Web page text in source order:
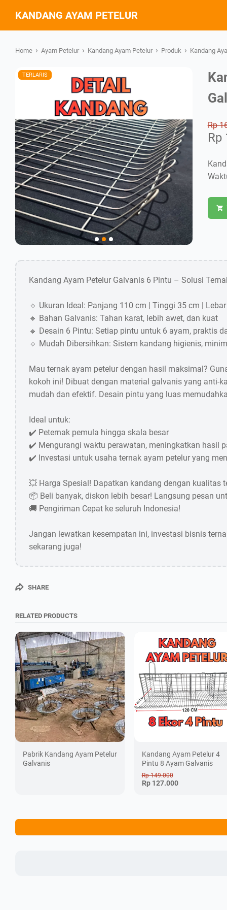
KANDANG AYAM PETELUR
Home › Ayam Petelur › Kandang Ayam Petelur › Produk › Kandang
TERLARIS
Rp
Rp
Kandang Ayam Petelur Galvanis 6 Pintu – Solusi
🔹 Ukuran Ideal: Panjang 110 cm | Tinggi 35 cm |
🔹 Bahan Galvanis: Tahan karat, lebih awet, dan kuat
🔹 Desain 6 Pintu: Setiap pintu untuk 6 ayam, praktis
🔹 Mudah Dibersihkan: Sistem kandang higienis,
Mau ternak ayam petelur dengan hasil maksimal?
kokoh ini! Dibuat dengan material galvanis yang anti-
mudah dan efektif. Desain pintu yang luas
Ideal untuk:
✔️ Peternak pemula hingga skala besar
✔️ Mengurangi waktu perawatan, meningkatkan hasil
✔️ Investasi untuk usaha ternak ayam petelur yang
💥 Harga Spesial! Dapatkan kandang dengan kualitas
📦 Beli banyak, diskon lebih besar! Langsung pesan
🚚 Pengiriman Cepat ke seluruh Indonesia!
Jangan lewatkan kesempatan ini, investasi bisnis
sekarang juga!
SHARE
RELATED PRODUCTS
Pabrik Kandang Ayam Petelur
Galvanis
Kandang Ayam Petelur 4
Pintu 8 Ayam Galvanis
Rp 149.000
Rp 127.000